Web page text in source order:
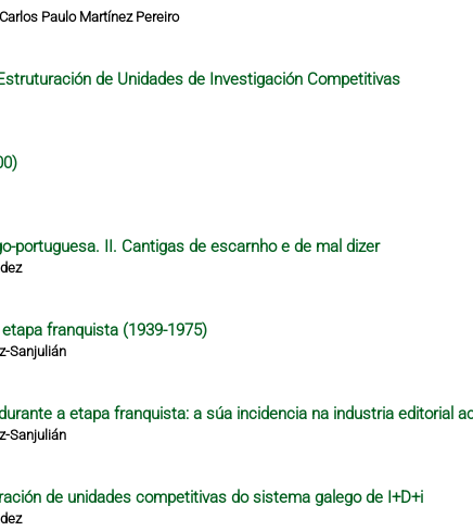
Carlos Paulo Martínez Pereiro
de Unidades de Investigación Competitivas
portuguesa. II. Cantigas de escarnho e de mal dizer
franquista (1939-1975)
Sanjulián
a etapa franquista: a súa incidencia na industria editorial
Sanjulián
de unidades competitivas do sistema galego de I+D+i